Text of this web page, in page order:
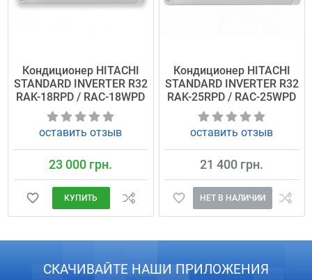
Кондиционер HITACHI
STANDARD INVERTER R32
RAK-18RPD / RAC-18WPD
оставить отзыв
23 000 грн.
КУПИТЬ
Кондиционер HITACHI
STANDARD INVERTER R32
RAK-25RPD / RAC-25WPD
оставить отзыв
21 400 грн.
НЕТ В НАЛИЧИИ
СКАЧИВАЙТЕ НАШИ ПРИЛОЖЕНИЯ